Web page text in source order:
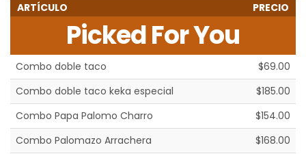
ARTÍCULO PRECIO
Picked For You
Combo doble taco
$69.00
Combo doble taco keka especial
$185.00
Combo Papa Palomo Charro
$154.00
Combo Palomazo Arrachera
$168.00